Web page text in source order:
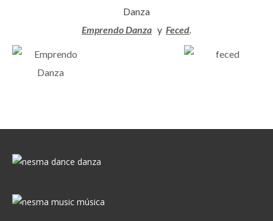
Danza
Emprendo Danza y Feced.